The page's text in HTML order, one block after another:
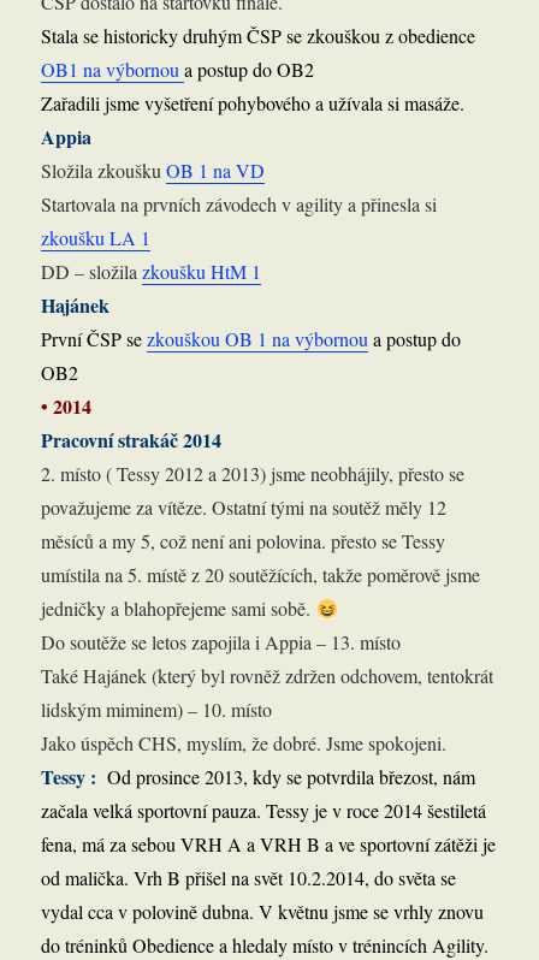
Stala se historicky druhým ČSP se zkouškou z obedience
OB1 na výbornoua postup do OB2
Zařadili jsme vyšetření pohybového a užívala si masáže.
Appia
Složila zkouškuOB 1 na VD
Startovala na prvních závodech v agility a přinesla si
zkoušku LA 1
DD – složilazkoušku HtM 1
Hajánek
První ČSP sezkouškou OB 1 na výbornoua postup do
OB2
• 2014
Pracovní strakáč 2014
2. místo ( Tessy 2012 a 2013) jsme neobhájily, přesto se
považujeme za vítěze. Ostatní tými na soutěž měly 12
měsíců a my 5, což není ani polovina. přesto se Tessy
umístila na 5. místě z 20 soutěžících, takže poměrově jsme
jedničky a blahopřejeme sami sobě.
Do soutěže se letos zapojila i Appia– 13. místo
Také Hajánek (který byl rovněž zdržen odchovem, tentokrát
lidským miminem) – 10. místo
Jako úspěch CHS, myslím, že dobré. Jsme spokojeni.
Tessy : Od prosince 2013, kdy se potvrdila březost, nám
začala velká sportovní pauza. Tessy je v roce 2014 šestiletá
fena, má za sebou VRH A a VRH B a ve sportovní zátěži je
od malička. Vrh B přišel na svět 10.2.2014, do světa se
vydal cca v polovině dubna. V květnu jsme se vrhly znovu
do tréninků Obedience a hledaly místo v trénincích Agility.